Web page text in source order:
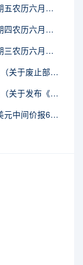
外贸简讯：2026年8月7日星期五农历六月廿五
外贸简讯：2026年8月6日星期四农历六月廿四
外贸简讯：2026年8月5日星期三农历六月廿三
海关总署公告2026年第112号（关于废止部分卫生检疫类规范性文件的公告）
海关总署公告2026年第111号（关于发布《进出境动植物检疫处理监督管理工作规定》《进出境卫生处理监督管理工作规定》的公告）
2026年8月7日周五人民币对美元中间价报6.7904调贬9个基点